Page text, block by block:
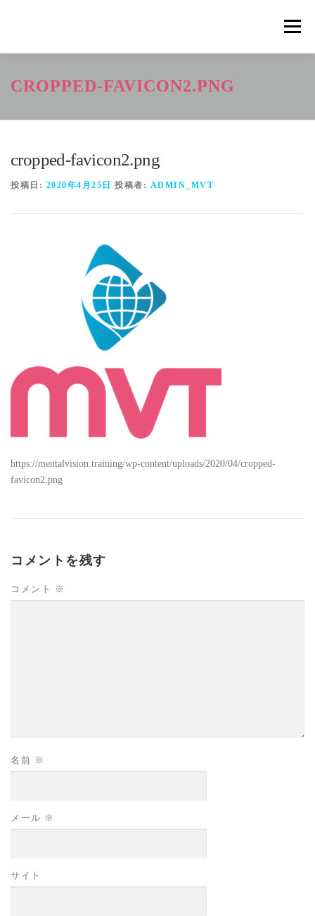
ン
キ
メニュ
概要 METHOD トレーニングの効果
新着情報 ショップ お問合せ
CROPPED-FAVICON2.PNG
cropped-favicon2.png
投稿日: 2020年4月25日 投稿者: ADMIN_MVT
https://mentalvision.training/wp-content/uploads/2020/04/cropped-
favicon2.png
コメントを残す
コメント ※
名前 ※
メール ※
サイト